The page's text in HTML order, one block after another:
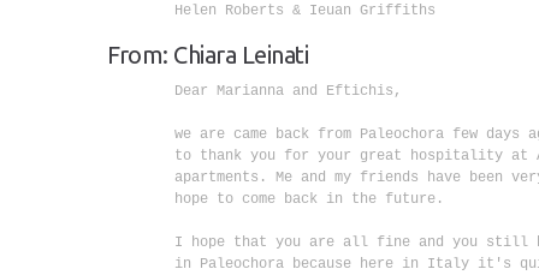
        Helen Roberts & Ieuan Griffiths
From: Chiara Leinati
        Dear Marianna and Eftichis,
we are came back from Paleochora few days
to thank you for your great hospitality at
apartments. Me and my friends have been
        hope to come back in the future.
I hope that you are all fine and you still
in Paleochora because here in Italy it's